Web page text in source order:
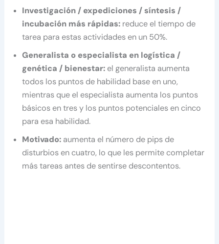
Investigación / expediciones / síntesis /
incubación más rápidas: reduce el tiempo de
tarea para estas actividades en un 50%.
Generalista o especialista en logística /
genética / bienestar: el generalista aumenta
todos los puntos de habilidad base en uno,
mientras que el especialista aumenta los puntos
básicos en tres y los puntos potenciales en cinco
para esa habilidad.
Motivado: aumenta el número de pips de
disturbios en cuatro, lo que les permite completar
más tareas antes de sentirse descontentos.